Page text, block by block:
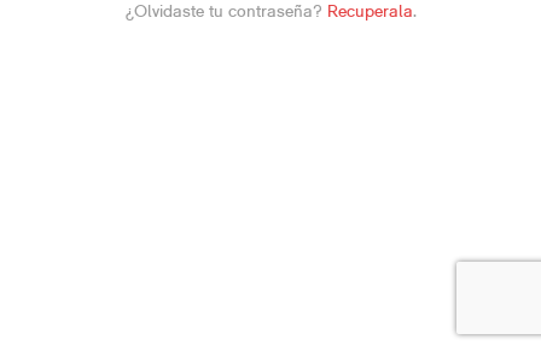
¿Olvidaste tu contraseña? Recuperala.